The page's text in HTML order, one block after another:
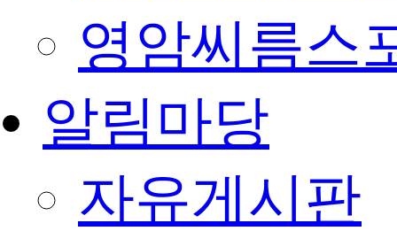
영암씨름스
알림마당
자유게시판